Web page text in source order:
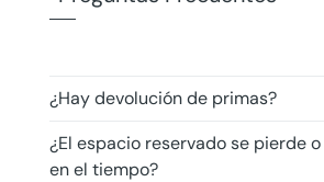
¿Hay devolución de primas?
¿El espacio reservado se pierde
en el tiempo?